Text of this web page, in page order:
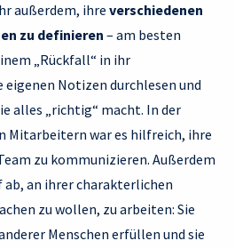
außerdem, ihre verschiedenen
zu definieren – am besten
„Rückfall“ in ihr
Notizen durchlesen und
alles „richtig“ macht. In der
Mitarbeitern war es hilfreich, ihre
zu kommunizieren. Außerdem
an ihrer charakterlichen
zu wollen, zu arbeiten: Sie
Menschen erfüllen und sie